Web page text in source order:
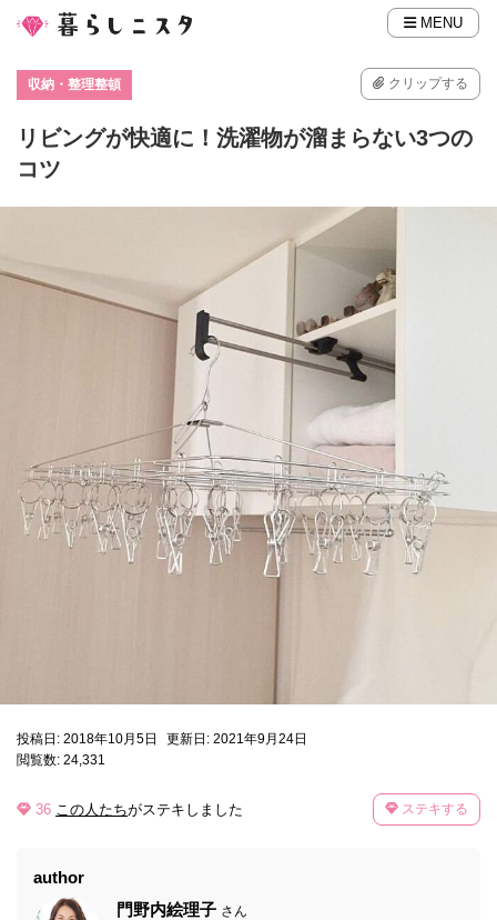
MENU
収納・整理整頓 クリップする
リビングが快適に！洗濯物が溜まらない3つの
コツ
投稿日: 2018年10月5日
更新日: 2021年9月24日
閲覧数: 24,331
36 この人たちがステキしました ステキする
author
門野内絵理子 さん